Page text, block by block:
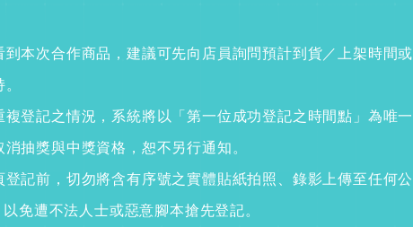
本次合作商品，建議可先向店員詢問預計到貨／上架時間或
登記之情況，系統將以「第一位成功登記之時間點」為唯一
抽獎與中獎資格，恕不另行通知。
記前，切勿將含有序號之實體貼紙拍照、錄影上傳至任何公
免遭不法人士或惡意腳本搶先登記。